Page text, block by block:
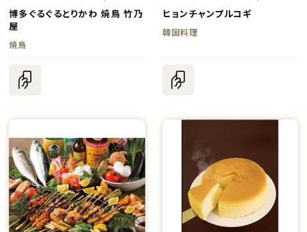
博多ぐるぐるとりかわ 焼鳥 竹乃
屋
焼鳥
ヒョンチャンプルコギ
韓国料理